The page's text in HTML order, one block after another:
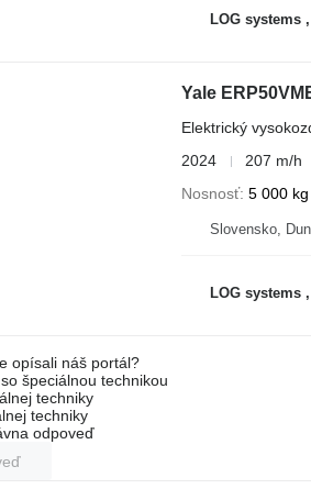
LOG systems
Yale
Elektrický
2024
207 m/h
Nosnosť 5 000 kg
Slovensko,
LOG systems
opísali náš portál?
špeciálnou technikou
techniky
techniky
odpoveď